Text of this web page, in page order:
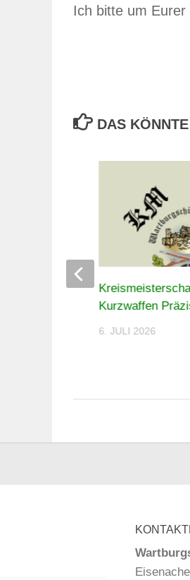
Ich bitte um Eurer
DAS
Kurzwaffen
6. JULI 2026